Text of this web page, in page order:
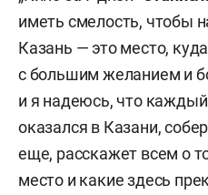
иметь смелость, чтобы
Казань — это место,
с большим желанием и
и я надеюсь, что
оказался в Казани,
еще, расскажет всем о
место и какие здесь